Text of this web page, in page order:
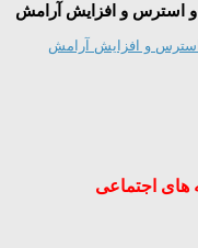
استرس و افزایش آرامش
اجتماعی